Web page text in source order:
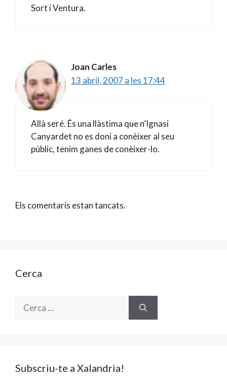
Sort i Ventura.
Joan Carles
13 abril, 2007 a les 17:44
Allà seré. És una llàstima que n’Ignasi
Canyardet no es doni a conèixer al seu
públic, tenim ganes de conèixer-lo.
Els comentaris estan tancats.
Cerca
Subscriu-te a Xalandria!